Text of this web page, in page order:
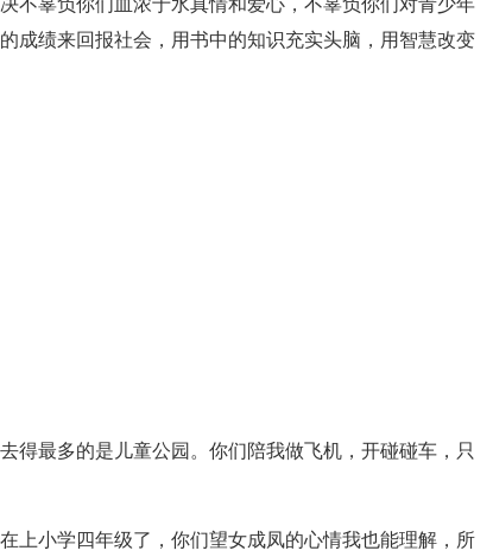
不辜负你们血浓于水真情和爱心，不辜负你们对青少年
成绩来回报社会，用书中的知识充实头脑，用智慧改变
得最多的是儿童公园。你们陪我做飞机，开碰碰车，只
上小学四年级了，你们望女成凤的心情我也能理解，所